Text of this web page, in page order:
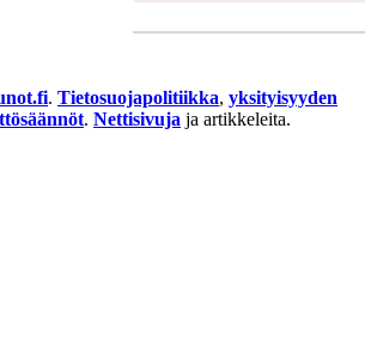
. Tietosuojapolitiikka, yksityisyyden
. Nettisivuja ja artikkeleita.